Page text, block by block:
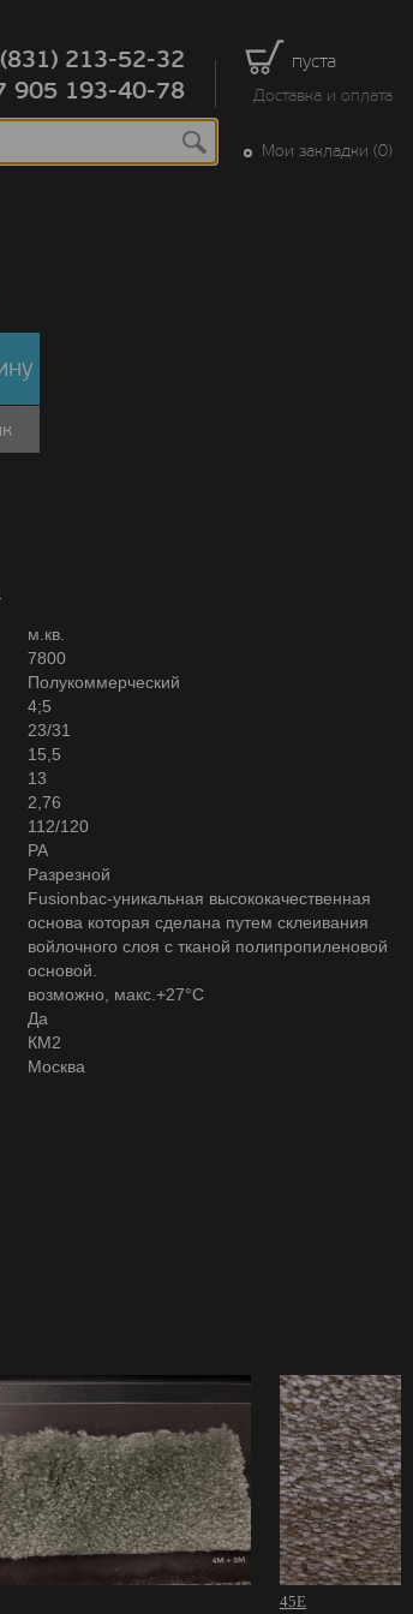
пуста
Доставка и оплата
(831) 213-52-32
905 193-40-78
Мои закладки (0)
м.кв.
7800
Полукоммерческий
4;5
23/31
15,5
13
2,76
112/120
PA
Разрезной
Fusionbac-уникальная высококачественная
основа которая сделана путем склеивания
войлочного слоя с тканой полипропиленовой
основой.
возможно, макс.+27°С
Да
КМ2
Москва
45E